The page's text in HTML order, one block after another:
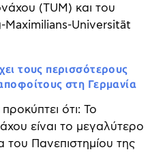
(TUM) και του
Maximilians-Universität
τους περισσότερους
στη Γερμανία
ότι: Το
είναι το μεγαλύτερο
του Πανεπιστημίου της